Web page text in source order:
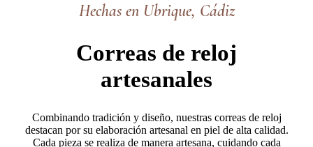
Hechas en Ubrique, Cádiz
Correas de reloj
artesanales
Combinando tradición y diseño, nuestras correas de reloj
destacan por su elaboración artesanal en piel de alta calidad.
Cada pieza se realiza de manera artesana, cuidando cada